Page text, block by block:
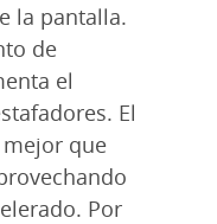
la pantalla.
de
el
El
que
Por